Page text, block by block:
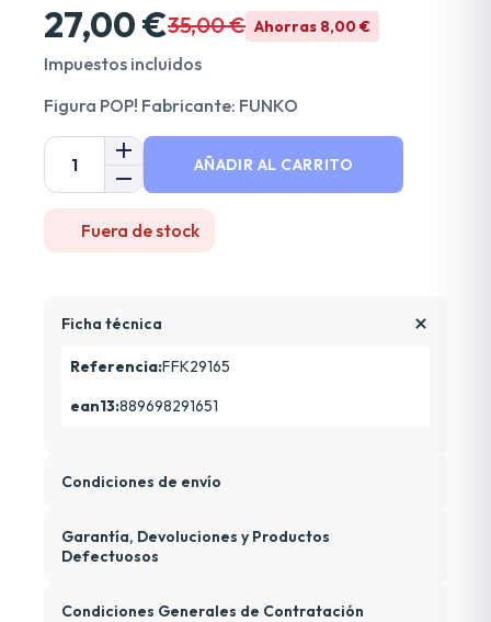
27,00 €35,00 € Ahorras 8,00 €
Impuestos incluidos
Figura POP! Fabricante: FUNKO
AÑADIR AL CARRITO
Fuera de stock
Ficha técnica
Referencia:FFK29165
ean13:889698291651
Condiciones de envío
Garantía, Devoluciones y Productos
Defectuosos
Condiciones Generales de Contratación